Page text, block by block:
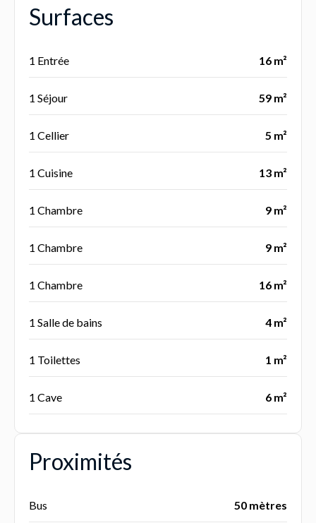
Surfaces
1 Entrée 16 m²
1 Séjour 59 m²
1 Cellier 5 m²
1 Cuisine 13 m²
1 Chambre 9 m²
1 Chambre 9 m²
1 Chambre 16 m²
1 Salle de bains 4 m²
1 Toilettes 1 m²
1 Cave 6 m²
Proximités
Bus 50 mètres